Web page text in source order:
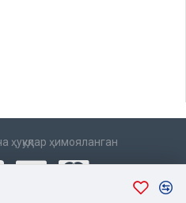
ҳимояланган